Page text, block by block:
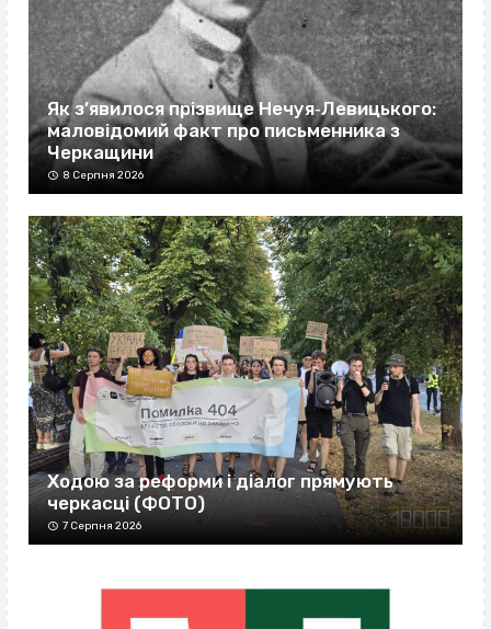
Як з’явилося прізвище Нечуя‐Левицького:
маловідомий факт про письменника з
Черкащини
8 Серпня 2026
Ходою за реформи і діалог прямують
черкасці (ФОТО)
7 Серпня 2026